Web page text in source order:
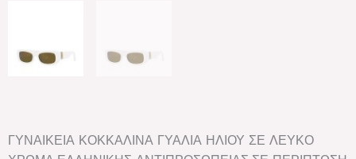
ΓΥΝΑΙΚΕΙΑ ΚΟΚΚΑΛΙΝΑ ΓΥΑΛΙΑ ΗΛΙΟΥ ΣΕ ΛΕΥΚΟ